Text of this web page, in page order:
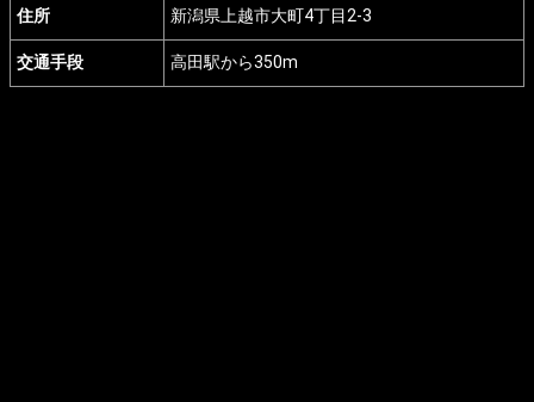
住所 新潟県上越市大町4丁目2-3
交通手段 高田駅から350m